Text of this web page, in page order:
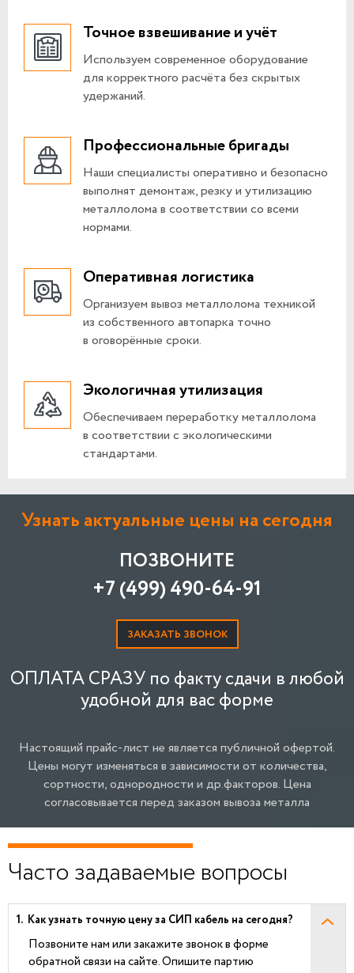
Точное взвешивание и учёт
Используем современное оборудование
для корректного расчёта без скрытых
удержаний.
Профессиональные бригады
Наши специалисты оперативно и безопасно
выполнят демонтаж, резку и утилизацию
металлолома в соответствии со всеми
нормами.
Оперативная логистика
Организуем вывоз металлолома техникой
из собственного автопарка точно
в оговорённые сроки.
Экологичная утилизация
Обеспечиваем переработку металлолома
в соответствии с экологическими
стандартами.
Узнать актуальные цены на сегодня
ПОЗВОНИТЕ
+7 (499) 490-64-91
ЗАКАЗАТЬ ЗВОНОК
ОПЛАТА СРАЗУ по факту сдачи в любой
удобной для вас форме
Настоящий прайс-лист не является публичной офертой.
Цены могут изменяться в зависимости от количества,
сортности, однородности и др.факторов. Цена
согласовывается перед заказом вывоза металла
Часто задаваемые вопросы
Как узнать точную цену за СИП кабель на сегодня?
Позвоните нам или закажите звонок в форме
обратной связи на сайте. Опишите партию